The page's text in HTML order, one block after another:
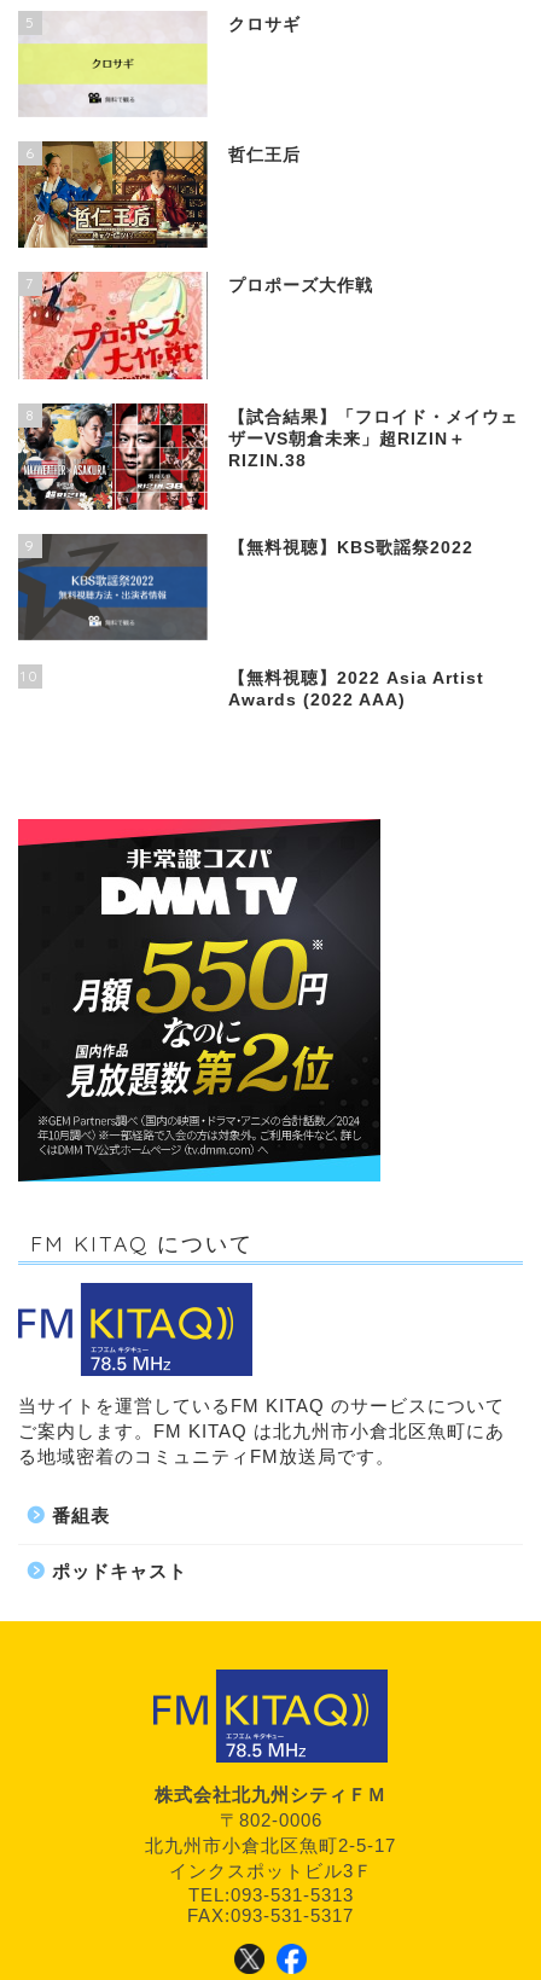
5 クロサギ
6 哲仁王后
7 プロポーズ大作戦
8
【試合結果】「フロイド・メイウェ
ザーVS朝倉未来」超RIZIN＋
RIZIN.38
9 【無料視聴】KBS歌謡祭2022
10
【無料視聴】2022 Asia Artist
Awards (2022 AAA)
FM KITAQ について
当サイトを運営しているFM KITAQ のサービスについて
ご案内します。FM KITAQ は北九州市小倉北区魚町にあ
る地域密着のコミュニティFM放送局です。
番組表
ポッドキャスト
株式会社北九州シティＦＭ
〒802-0006
北九州市小倉北区魚町2-5-17
インクスポットビル3Ｆ
TEL:093-531-5313
FAX:093-531-5317